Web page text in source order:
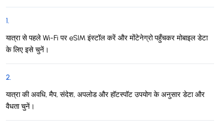
1.
यात्रा से पहले Wi-Fi पर eSIM इंस्टॉल करें और मोंटेनेग्रो पहुँचकर मोबाइल डेटा
के लिए इसे चुनें।
2.
यात्रा की अवधि, मैप, संदेश, अपलोड और हॉटस्पॉट उपयोग के अनुसार डेटा और
वैधता चुनें।